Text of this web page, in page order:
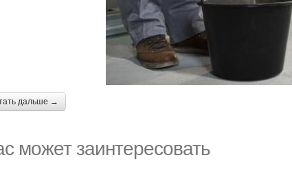
дальше →
может заинтересовать